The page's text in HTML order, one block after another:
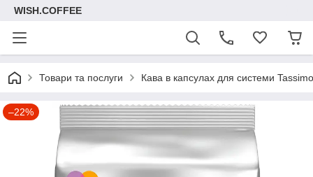
WISH.COFFEE
Товари та послуги Кава в капсулах для системи Tassimo
–22%